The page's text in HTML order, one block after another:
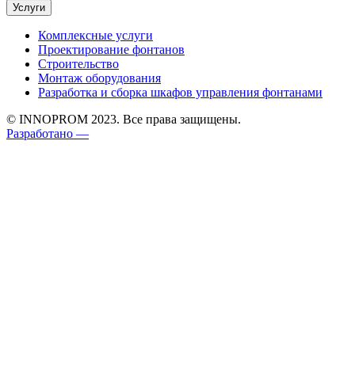
Услуги
Комплексные услуги
Проектирование фонтанов
Строительство
Монтаж оборудования
Разработка и сборка шкафов управления фонтанами
© INNOPROM 2023. Все права защищены.
Разработано —